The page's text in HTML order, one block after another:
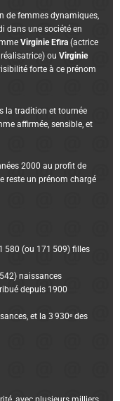
de femmes dynamiques,
dans une société en
Virginie Efira (actrice
ouVirginie
forte à ce prénom
la tradition et tournée
affirmée, sensible, et
2000 au profit de
reste un prénom chargé
580 (ou 171 509) filles
naissances
depuis 1900
et la 3 930ᵉ des